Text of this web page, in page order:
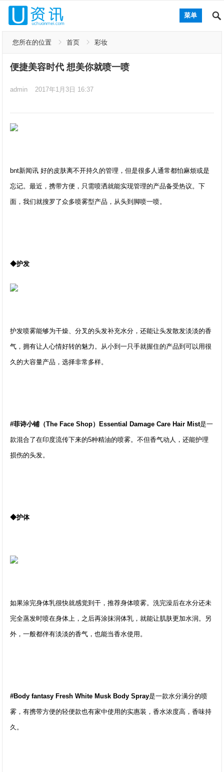
菜单
您所在的位置 首页 彩妆
便捷美容时代 想美你就喷一喷
admin 2017年1月3日 16:37
bnt新闻讯 好的皮肤离不开持久的管理，但是很多人通常都怕麻烦或是
忘记。最近，携带方便，只需喷洒就能实现管理的产品备受热议。下
面，我们就搜罗了众多喷雾型产品，从头到脚喷一喷。
◆护发
护发喷雾能够为干燥、分叉的头发补充水分，还能让头发散发淡淡的香
气，拥有让人心情好转的魅力。从小到一只手就握住的产品到可以用很
久的大容量产品，选择非常多样。
#菲诗小铺（The Face Shop）Essential Damage Care Hair Mist是一
款混合了在印度流传下来的5种精油的喷雾。不但香气动人，还能护理
损伤的头发。
◆护体
如果涂完身体乳很快就感觉到干，推荐身体喷雾。洗完澡后在水分还未
完全蒸发时喷在身体上，之后再涂抹润体乳，就能让肌肤更加水润。另
外，一般都伴有淡淡的香气，也能当香水使用。
#Body fantasy Fresh White Musk Body Spray是一款水分满分的喷
雾，有携带方便的轻便款也有家中使用的实惠装，香水浓度高，香味持
久。